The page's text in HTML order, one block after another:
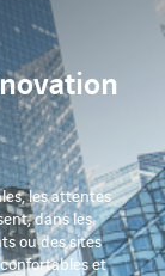
par
les attentes
dans les
ou des sites
et